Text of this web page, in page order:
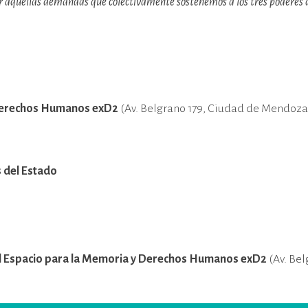
Humanos exD2 (Av. Belgrano 179, Ciudad de
Estado
para la Memoria y Derechos Humanos exD2 (Av.